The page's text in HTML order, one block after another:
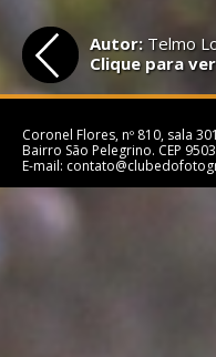
Autor: Telmo
Clique para
Coronel Flores, nº 810, sala
Bairro São Pelegrino. CEP
E-mail: